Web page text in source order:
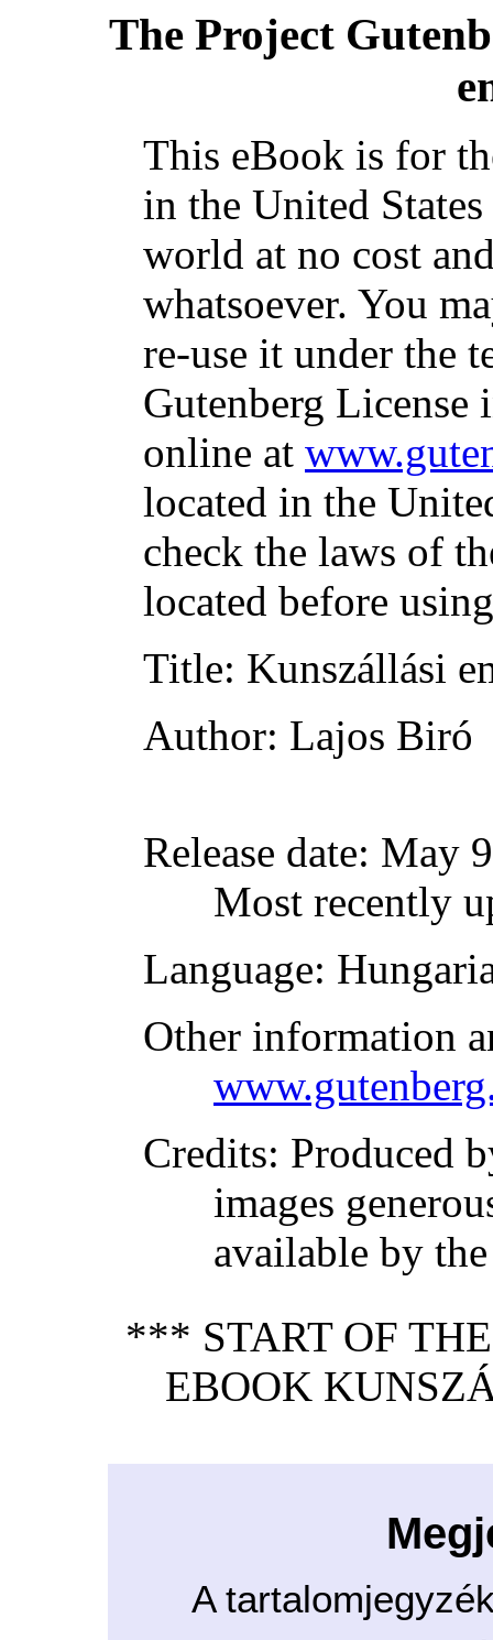
The Project
This eBook is for
in the United
world at no cost
whatsoever. You
re-use it under the
Gutenberg
online at
located in the
check the laws of
located before
Title: Kunszállási
Author: Lajos Biró
Release date: May
Most recently
Language:
Other information
Credits: Produced
images
available by
*** START OF
EBOOK
A